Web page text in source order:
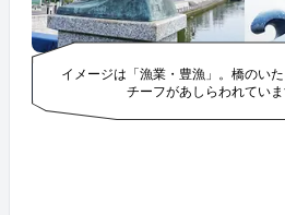
イメージは「漁業・豊漁」。橋のい
チーフがあしらわれていま